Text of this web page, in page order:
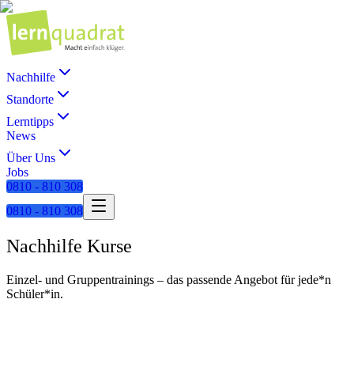
Nachhilfe
Standorte
Lerntipps
News
Über Uns
Jobs
0810 - 810 308
0810 - 810 308
Nachhilfe Kurse
Einzel- und Gruppentrainings – das passende Angebot für jede*n
Schüler*in.